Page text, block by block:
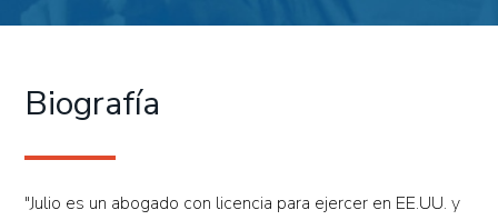
Biografía
"Julio es un abogado con licencia para ejercer en EE.UU. y